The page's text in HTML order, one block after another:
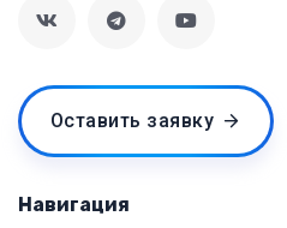
Оставить заявку
Навигация